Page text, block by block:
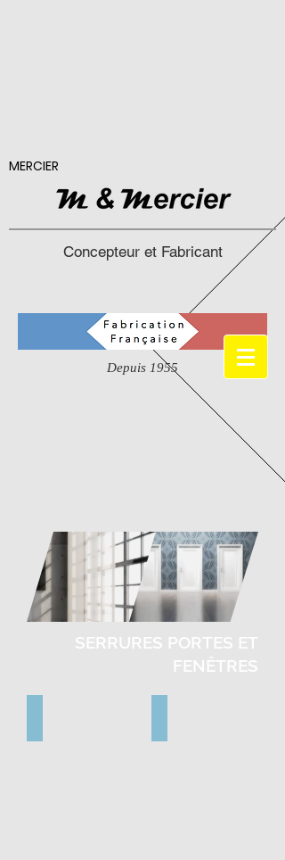
MERCIER
Concepteur et Fabricant
Depuis 1955
SERRURES PORTES ET
FENÊTRES